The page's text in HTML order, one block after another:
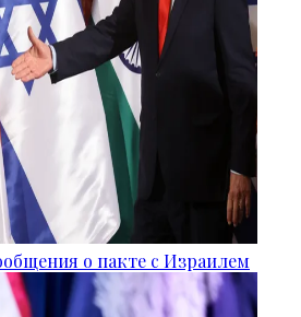
о пакте с Израилем